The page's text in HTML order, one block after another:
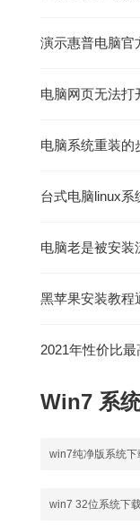
演示惠普电脑官
电脑网页无法打
电脑系统重装的
台式电脑linux系
电脑老是被安装
黑苹果安装教程
2021年性价比
Win7 系
win7纯净版系统下
win7 32位系统下